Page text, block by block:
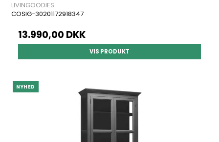
LIVINGOODIES
COSIG-30201172918347
13.990,00 DKK
VIS PRODUKT
NYHED